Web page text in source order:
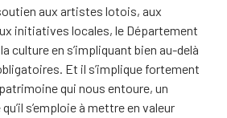
aux artistes lotois, aux
initiatives locales, le Département
culture en s’impliquant bien au-delà
Et il s’implique fortement
qui nous entoure, un
s’emploie à mettre en valeur